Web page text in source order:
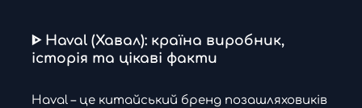
ᐈ Haval (Хавал): країна виробник,
історія та цікаві факти
Haval – це китайський бренд позашляховиків